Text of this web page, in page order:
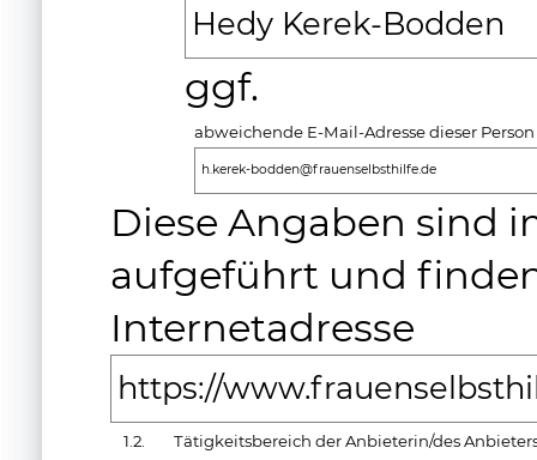
Hedy Kerek-Bodden
ggf.
abweichende E-Mail-Adresse dieser Person
h.kerek-bodden@frauenselbsthilfe.de
Diese Angaben sind
aufgeführt und
Internetadresse
https://
1.2. Tätigkeitsbereich der Anbieterin/des